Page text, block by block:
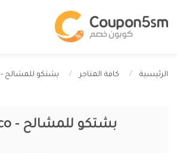
الرئيسية كافة المتاجر بشتكو للمشالح - Bshtco
بشتكو للمشالح - Bshtco